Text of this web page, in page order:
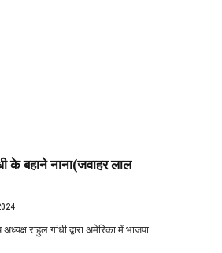
के बहाने नाना(जवाहर लाल
अध्यक्ष राहुल गांधी द्वारा अमेरिका में भाजपा